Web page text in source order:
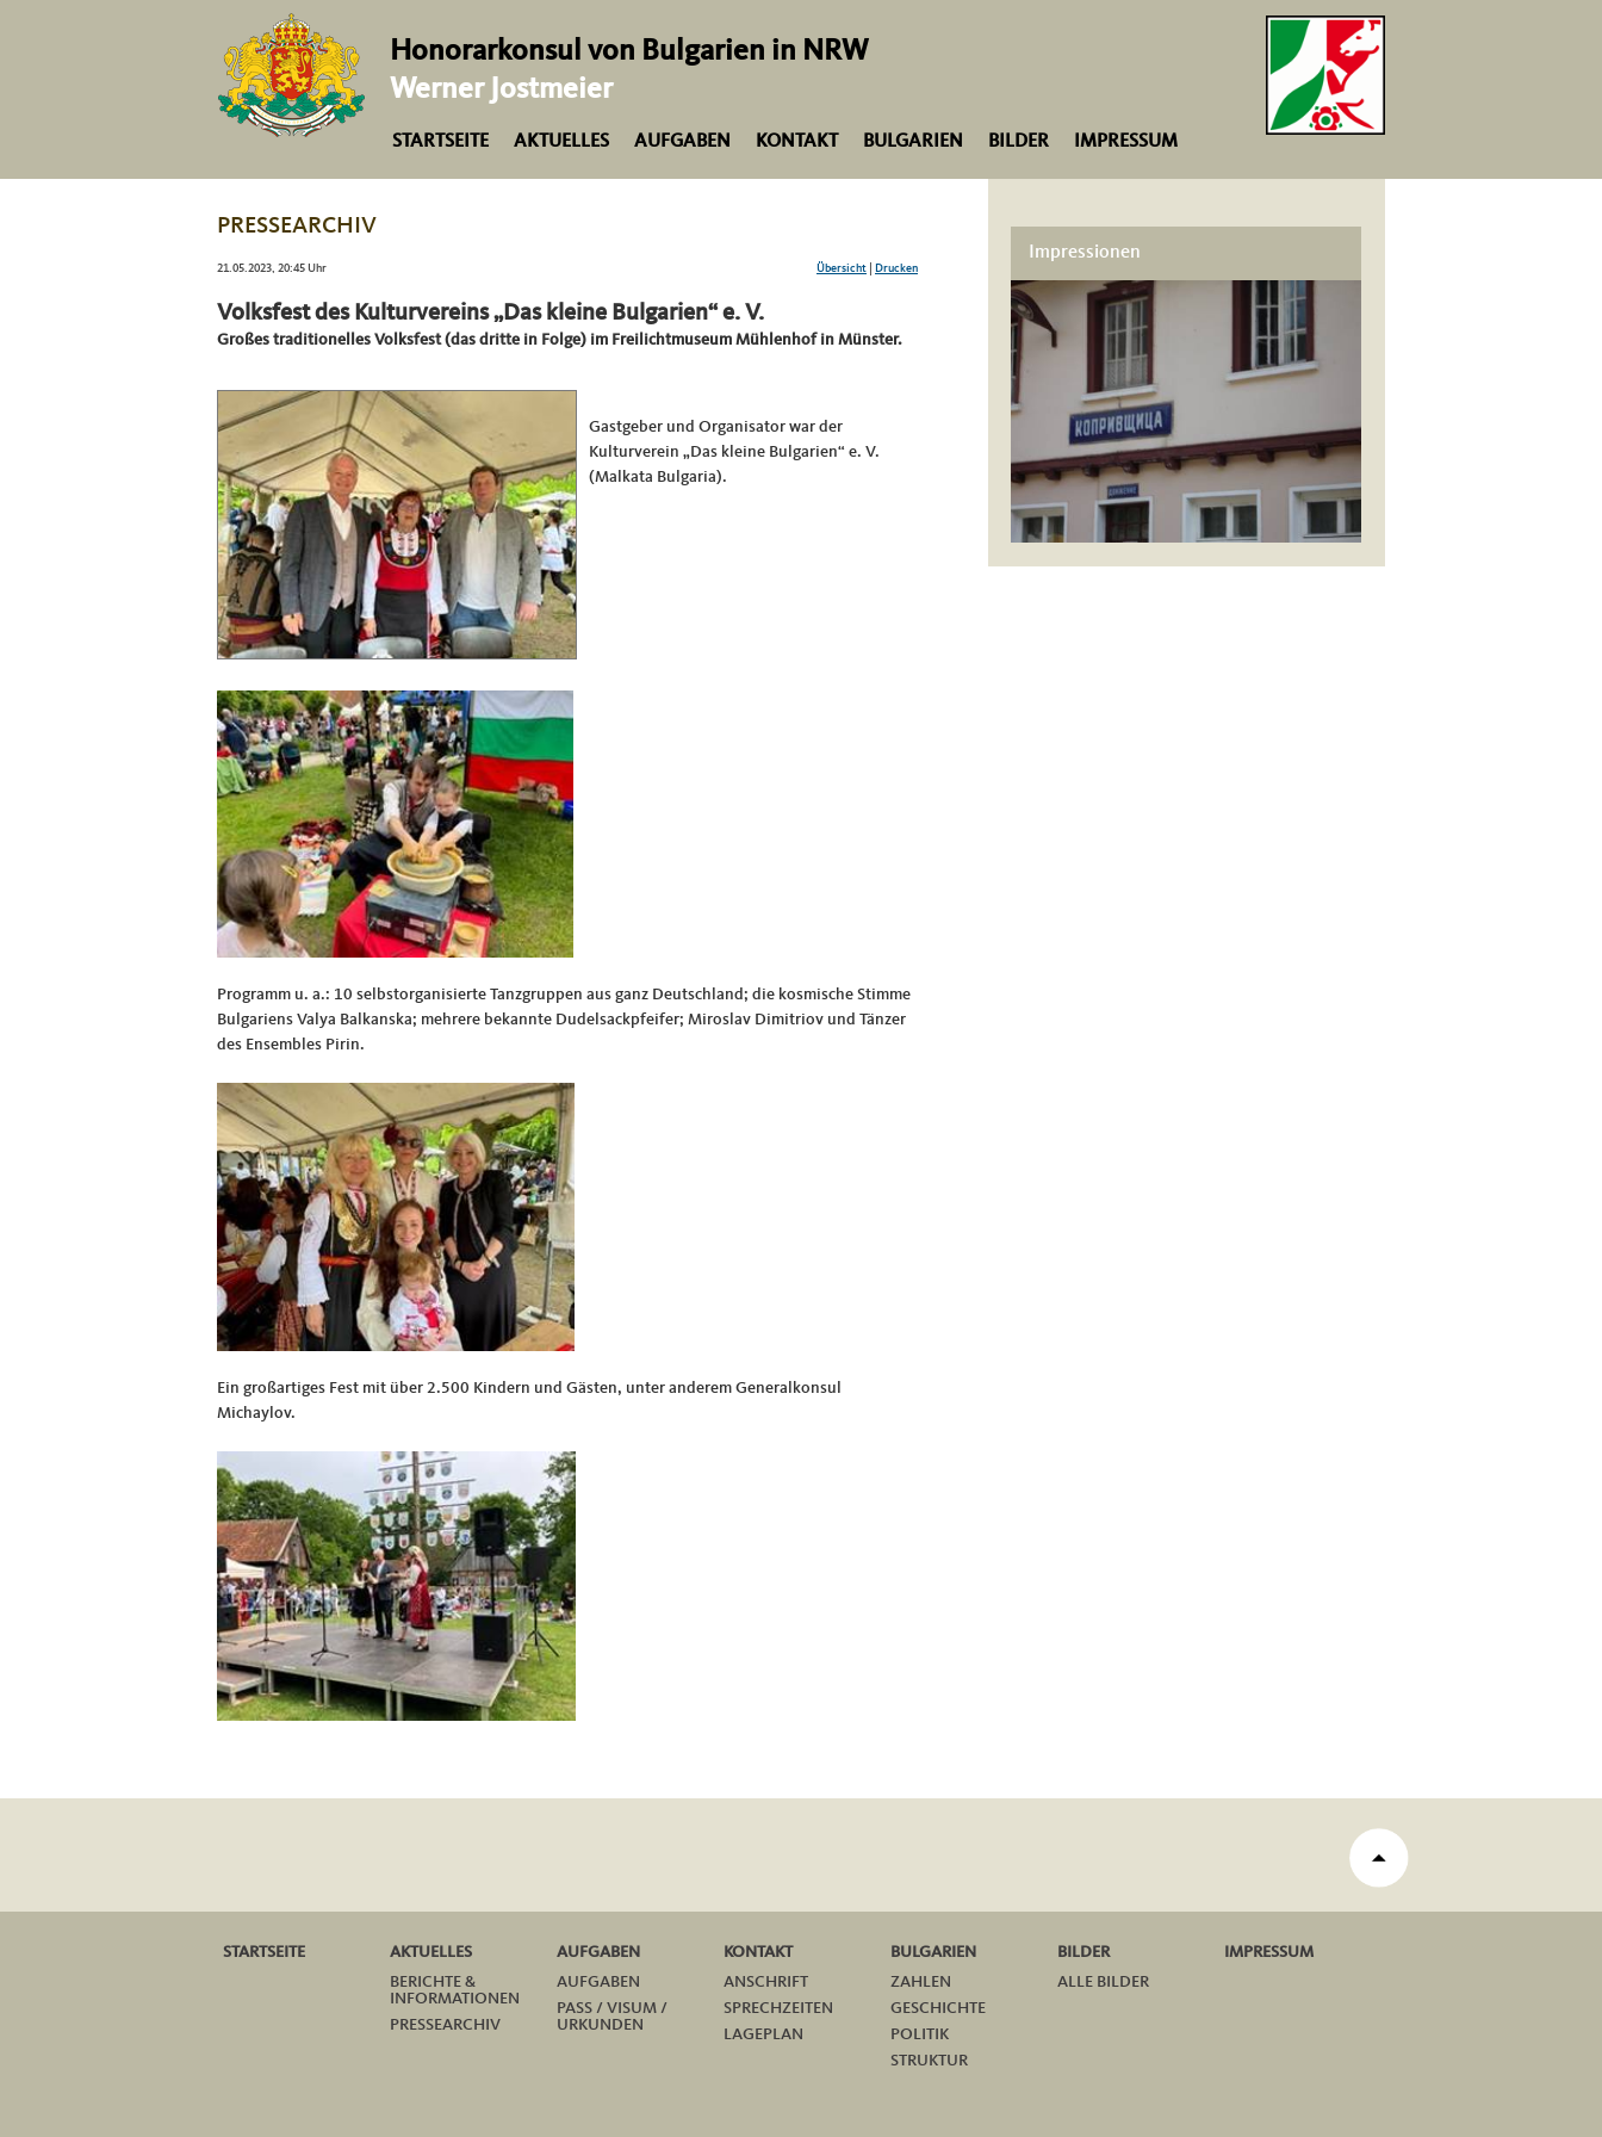
Honorarkonsul von Bulgarien in NRW
Werner Jostmeier
STARTSEITE AKTUELLES AUFGABEN KONTAKT BULGARIEN BILDER IMPRESSUM
PRESSEARCHIV
21.05.2023, 20:45 Uhr Übersicht Drucken
Volksfest des Kulturvereins „Das kleine Bulgarien“ e. V.
Großes traditionelles Volksfest (das dritte in Folge) im Freilichtmuseum Mühlenhof in Münster.
Gastgeber und Organisator war der
Kulturverein „Das kleine Bulgarien“ e. V.
(Malkata Bulgaria).
Programm u. a.: 10 selbstorganisierte Tanzgruppen aus ganz Deutschland; die kosmische Stimme
Bulgariens Valya Balkanska; mehrere bekannte Dudelsackpfeifer; Miroslav Dimitriov und Tänzer
des Ensembles Pirin.
Ein großartiges Fest mit über 2.500 Kindern und Gästen, unter anderem Generalkonsul
Michaylov.
Impressionen
STARTSEITE
AKTUELLES
BERICHTE &
INFORMATIONEN
PRESSEARCHIV
AUFGABEN
AUFGABEN
PASS / VISUM /
URKUNDEN
KONTAKT
ANSCHRIFT
SPRECHZEITEN
LAGEPLAN
BULGARIEN
ZAHLEN
GESCHICHTE
POLITIK
STRUKTUR
BILDER
ALLE BILDER
IMPRESSUM